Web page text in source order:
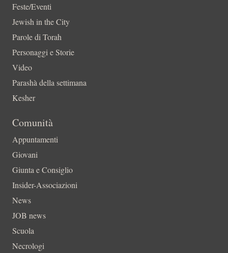
Feste/Eventi
Jewish in the City
Parole di Torah
Personaggi e Storie
Video
Parashà della settimana
Kesher
Comunità
Appuntamenti
Giovani
Giunta e Consiglio
Insider-Associazioni
News
JOB news
Scuola
Necrologi